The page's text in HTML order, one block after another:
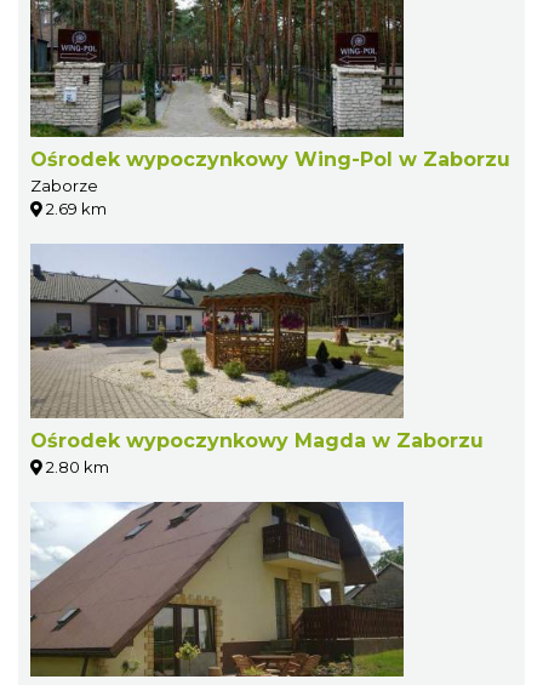
Ośrodek wypoczynkowy Wing-Pol w Zaborzu
Zaborze
2.69 km
Ośrodek wypoczynkowy Magda w Zaborzu
2.80 km